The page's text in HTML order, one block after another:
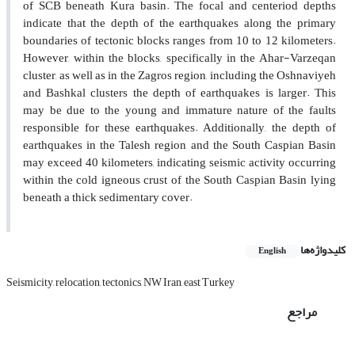
of SCB beneath Kura basin. The focal and centeriod depths
indicate that the depth of the earthquakes along the primary
boundaries of tectonic blocks ranges from 10 to 12 kilometers.
However, within the blocks, specifically in the Ahar-Varzeqan
cluster, as well as in the Zagros region, including the Oshnaviyeh
and Bashkal clusters the depth of earthquakes is larger. This
may be due to the young and immature nature of the faults
responsible for these earthquakes. Additionally, the depth of
earthquakes in the Talesh region and the South Caspian Basin
may exceed 40 kilometers, indicating seismic activity occurring
within the cold igneous crust of the South Caspian Basin lying
beneath a thick sedimentary cover.
کلیدواژه‌ها English
Seismicity, relocation, tectonics, NW Iran, east Turkey
مراجع